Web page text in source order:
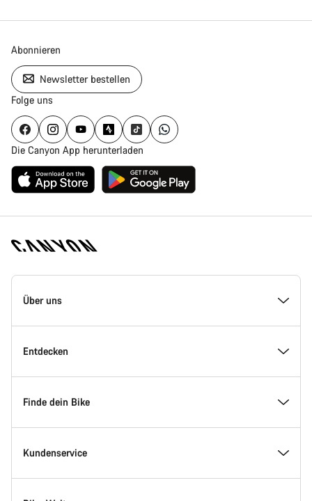
Abonnieren
Newsletter bestellen
Folge uns
Die Canyon App herunterladen
Canyon
Homepage
Über uns
Inside Canyon
Innovation bei Canyon
Canyon Factory Racing
Entdecken
Events
Canyon Standorte finden
Finde dein Bike
Modellfinder
Kundenservice